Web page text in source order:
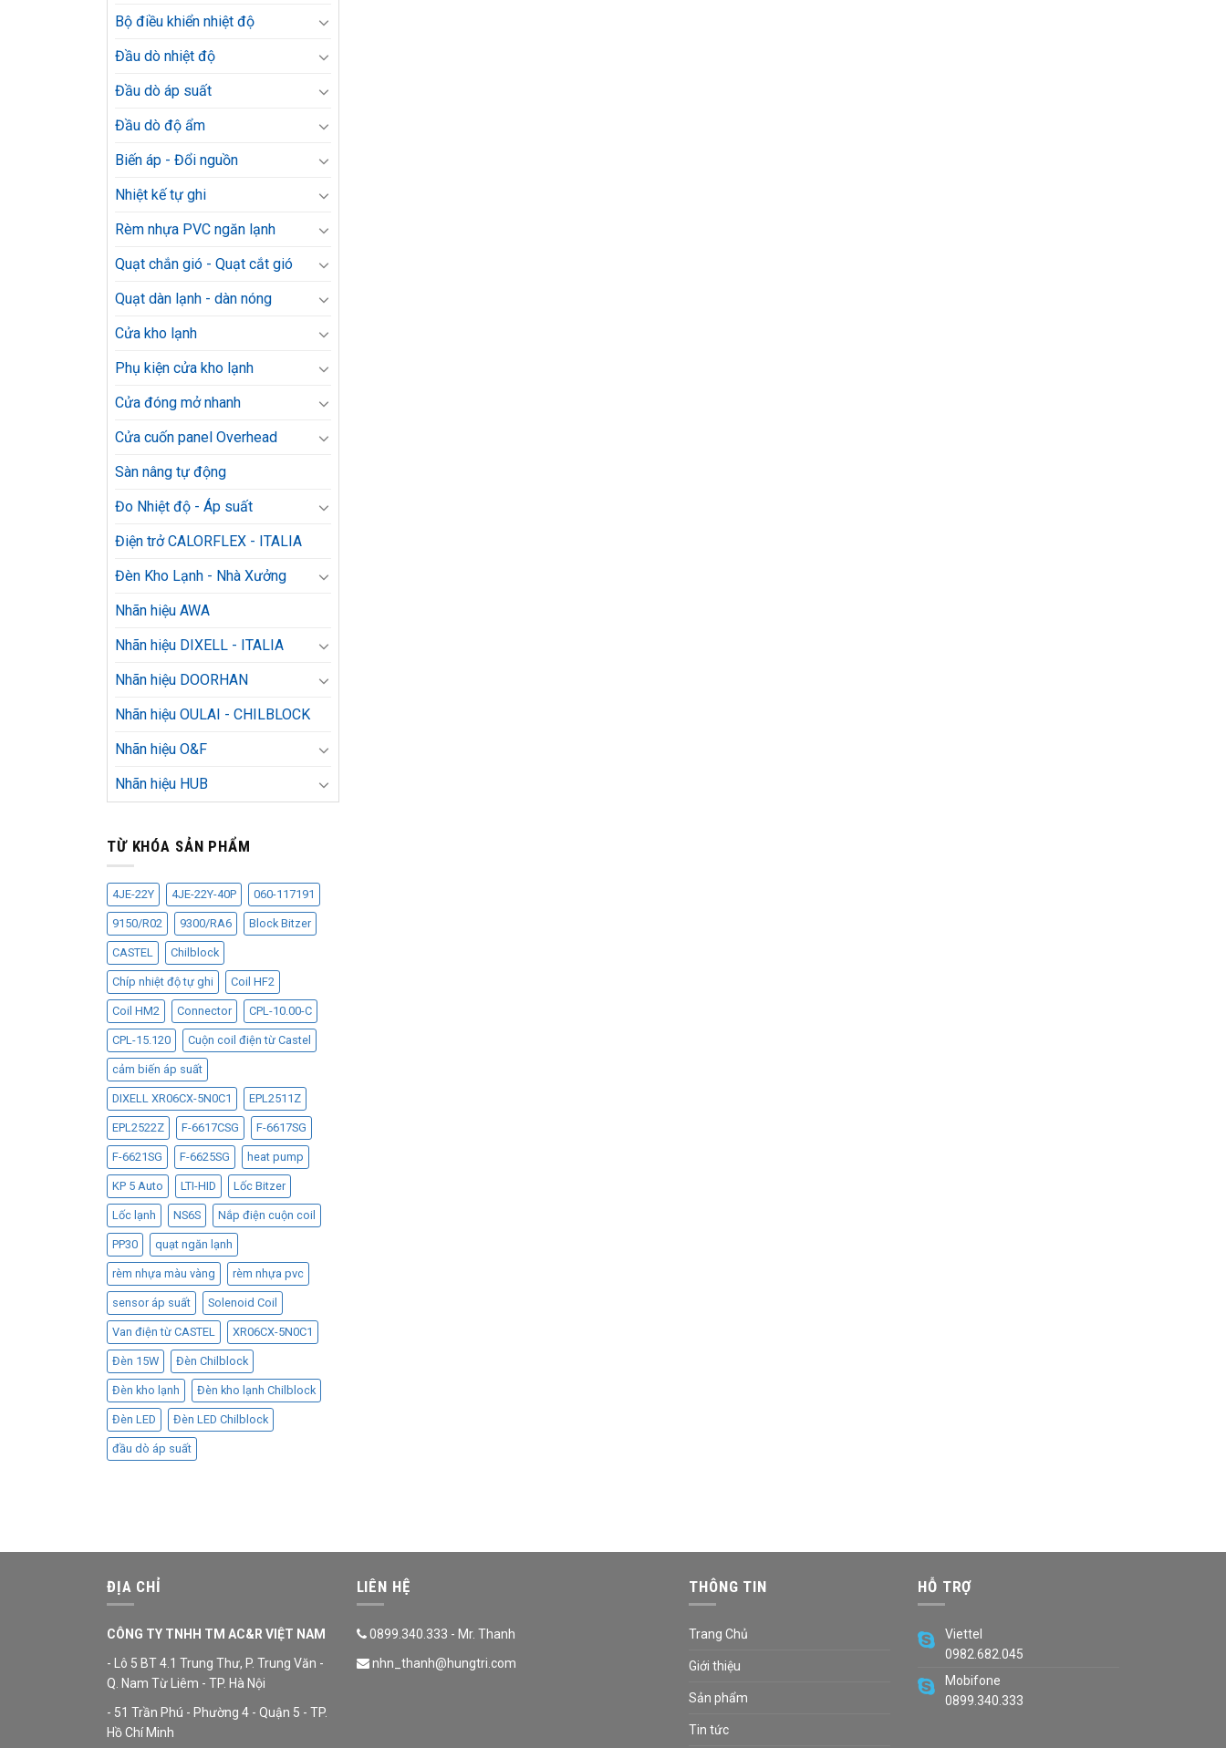
Bộ điều khiển nhiệt độ
Đầu dò nhiệt độ
Đầu dò áp suất
Đầu dò độ ẩm
Biến áp - Đổi nguồn
Nhiệt kế tự ghi
Rèm nhựa PVC ngăn lạnh
Quạt chắn gió - Quạt cắt gió
Quạt dàn lạnh - dàn nóng
Cửa kho lạnh
Phụ kiện cửa kho lạnh
Cửa đóng mở nhanh
Cửa cuốn panel Overhead
Sàn nâng tự động
Đo Nhiệt độ - Áp suất
Điện trở CALORFLEX - ITALIA
Đèn Kho Lạnh - Nhà Xưởng
Nhãn hiệu AWA
Nhãn hiệu DIXELL - ITALIA
Nhãn hiệu DOORHAN
Nhãn hiệu OULAI - CHILBLOCK
Nhãn hiệu O&F
Nhãn hiệu HUB
TỪ KHÓA SẢN PHẨM
4JE-22Y 4JE-22Y-40P 060-117191
9150/R02 9300/RA6 Block Bitzer
CASTEL Chilblock
Chíp nhiệt độ tự ghi Coil HF2
Coil HM2 Connector CPL-10.00-C
CPL-15.120 Cuộn coil điện từ Castel
cảm biến áp suất
DIXELL XR06CX-5N0C1 EPL2511Z
EPL2522Z F-6617CSG F-6617SG
F-6621SG F-6625SG heat pump
KP 5 Auto LTI-HID Lốc Bitzer
Lốc lạnh NS6S Nắp điện cuộn coil
PP30 quạt ngăn lạnh
rèm nhựa màu vàng rèm nhựa pvc
sensor áp suất Solenoid Coil
Van điện từ CASTEL XR06CX-5N0C1
Đèn 15W Đèn Chilblock
Đèn kho lạnh Đèn kho lạnh Chilblock
Đèn LED Đèn LED Chilblock
đầu dò áp suất
ĐỊA CHỈ
CÔNG TY TNHH TM AC&R VIỆT NAM
- Lô 5 BT 4.1 Trung Thư, P. Trung Văn -
Q. Nam Từ Liêm - TP. Hà Nội
- 51 Trần Phú - Phường 4 - Quận 5 - TP.
Hồ Chí Minh
LIÊN HỆ
0899.340.333 - Mr. Thanh
nhn_thanh@hungtri.com
THÔNG TIN
Trang Chủ
Giới thiệu
Sản phẩm
Tin tức
HỖ TRỢ
Viettel
0982.682.045
Mobifone
0899.340.333